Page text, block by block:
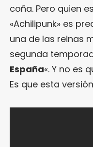
coña. Pero quien
«Achilipunk» es
una de las reinas
segunda
España«. Y no es
Es que esta